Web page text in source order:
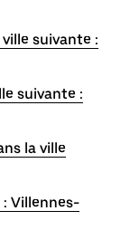
suivante :
suivante :
la ville
Villennes-